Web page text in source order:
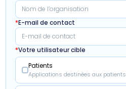
*E-mail de contact
*Votre utilisateur cible
Patients
Applications destinées aux patients